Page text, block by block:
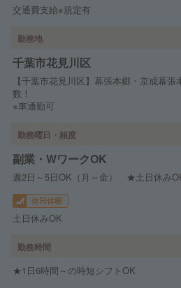
交通費支給※規定有
勤務地
千葉市花見川区
【千葉市花見川区】幕張本郷・京成幕
数！
※車通勤可
勤務曜日・頻度
副業・WワークOK
週2日～5日OK（月～金） ★土日休み
休日休暇
土日休みOK
勤務時間
★1日6時間～の時短シフトOK